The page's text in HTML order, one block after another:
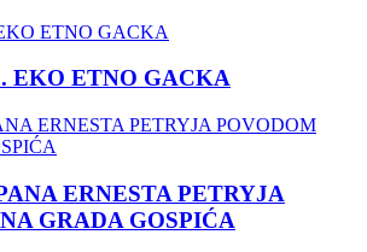
EKO ETNO GACKA
ERNESTA PETRYJA
GRADA GOSPIĆA